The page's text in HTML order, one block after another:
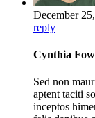
December
reply
Cynthia
Sed non
aptent taciti
inceptos